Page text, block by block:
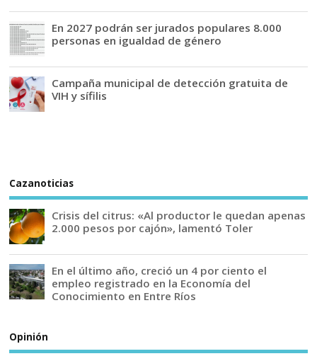
En 2027 podrán ser jurados populares 8.000
personas en igualdad de género
Campaña municipal de detección gratuita de
VIH y sífilis
Cazanoticias
Crisis del citrus: «Al productor le quedan apenas
2.000 pesos por cajón», lamentó Toler
En el último año, creció un 4 por ciento el
empleo registrado en la Economía del
Conocimiento en Entre Ríos
Opinión